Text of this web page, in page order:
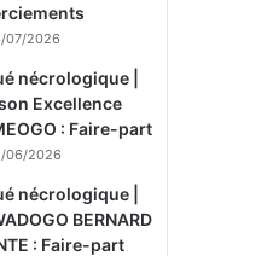
07/2026
nécrologique |
Excellence
: Faire-part
06/2026
nécrologique |
BERNARD
: Faire-part